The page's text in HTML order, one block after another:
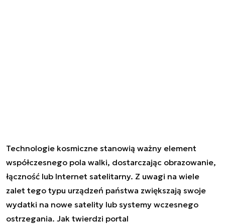
Technologie kosmiczne stanowią ważny element
współczesnego pola walki, dostarczając obrazowanie,
łączność lub Internet satelitarny. Z uwagi na wiele
zalet tego typu urządzeń państwa zwiększają swoje
wydatki na nowe satelity lub systemy wczesnego
ostrzegania. Jak twierdzi portal